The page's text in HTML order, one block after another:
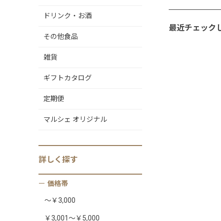
ドリンク・お酒
その他食品
雑貨
ギフトカタログ
定期便
マルシェ オリジナル
詳しく 探す
価格帯
～￥3,000
￥3,001～￥5,000
最近チェック